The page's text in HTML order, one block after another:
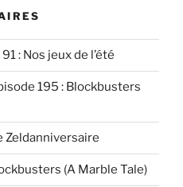
: Nos jeux de l’été
195 : Blockbusters
Zeldanniversaire
(A Marble Tale)